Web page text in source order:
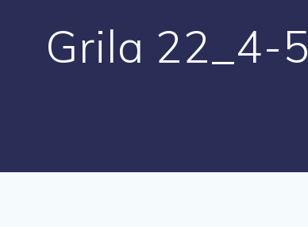
Grila 22_4-5